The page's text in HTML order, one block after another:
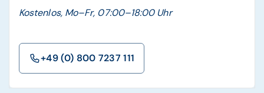
Kostenlos, Mo–Fr, 07:00–18:00 Uhr
+49 (0) 800 7237 111